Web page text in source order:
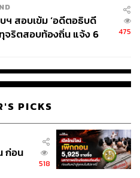
ฯ สอบเข้ม ‘อดีตอธิบดี
จริตสอบท้องถิ่น แจ้ง 6
475
PICKS
ก่อน
518